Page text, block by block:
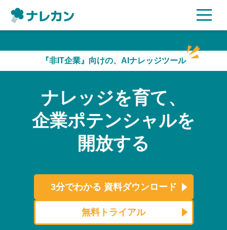
AI機能
ご利用企業様の声
セキュリティ
よくある質問
資料ダウンロード
『非IT企業』向けの、AIナレッジツール
ナレッジを育て、
企業ポテンシャルを
開放する
3分でわかる 資料ダウンロード
無料トライアル